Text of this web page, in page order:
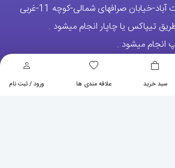
سبد خرید علاقه مندی ها ورود / ثبت نام
خیابان صرافهای شمالی-کوچه 11-غربی
تیپاکس یا چاپار انجام میشود .
انجام میشود .
09129236225